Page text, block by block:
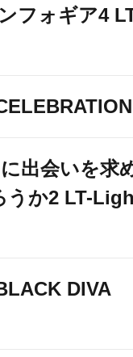
フォギア4
出会いを求
うか2 LT-
DIVA